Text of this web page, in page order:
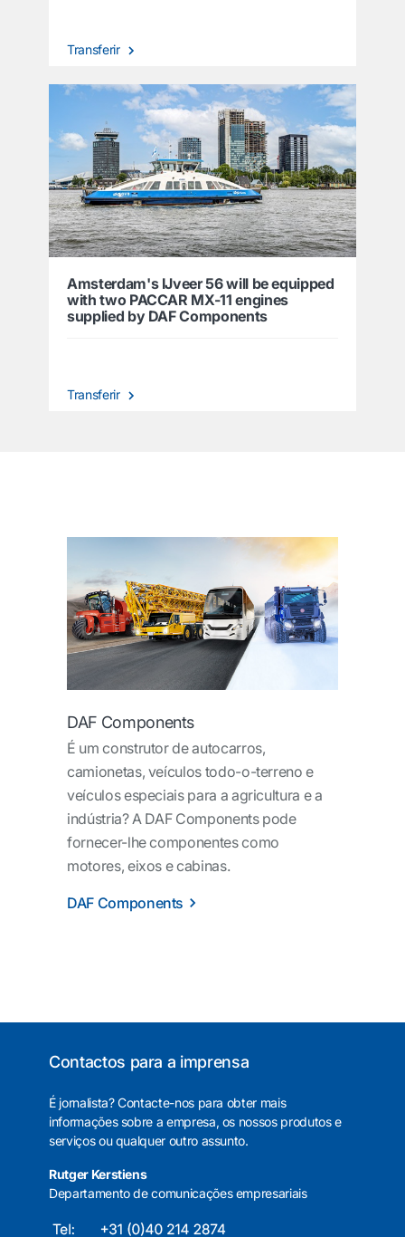
Transferir
Amsterdam's IJveer 56 will be equipped
with two PACCAR MX-11 engines
supplied by DAF Components
Transferir
DAF Components
É um construtor de autocarros,
camionetas, veículos todo-o-terreno e
veículos especiais para a agricultura e a
indústria? A DAF Components pode
fornecer-lhe componentes como
motores, eixos e cabinas.
DAF Components
Contactos para a imprensa
É jornalista? Contacte-nos para obter mais
informações sobre a empresa, os nossos produtos e
serviços ou qualquer outro assunto.
Rutger Kerstiens
Departamento de comunicações empresariais